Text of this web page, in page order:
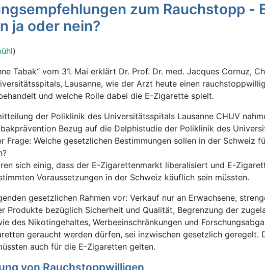
zum Rauchstopp -
ja oder nein?
)
Tabak“ vom 31. Mai erklärt Dr. Prof. Dr. med. Jacques Cornuz,
Lausanne, wie der Arzt heute einen
und welche Rolle dabei die E-Zigarette spielt.
der Poliklinik des Universitätsspitals Lausanne CHUV
Bezug auf die Delphistudie der Poliklinik des
Frage: Welche gesetzlichen Bestimmungen sollen in der Schweiz
sich einig, dass der E-Zigarettenmarkt liberalisiert und E-
Voraussetzungen in der Schweiz käuflich sein müssten.
gesetzlichen Rahmen vor: Verkauf nur an Erwachsene,
Produkte bezüglich Sicherheit und Qualität, Begrenzung der
des Nikotingehaltes, Werbeeinschränkungen und
geraucht werden dürfen, sei inzwischen gesetzlich geregelt.
auch für die E-Zigaretten gelten.
von Rauchstoppwilligen